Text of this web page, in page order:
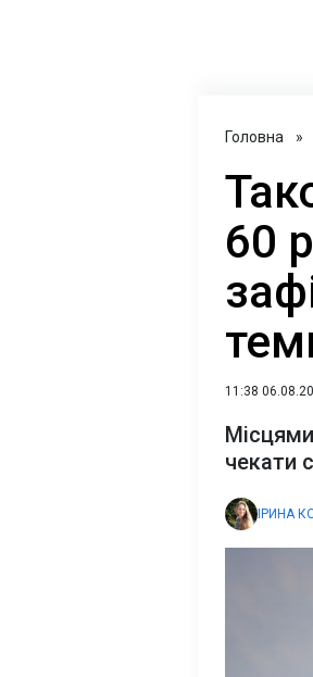
Головна »
60
11:38
чекати
ІРИНА